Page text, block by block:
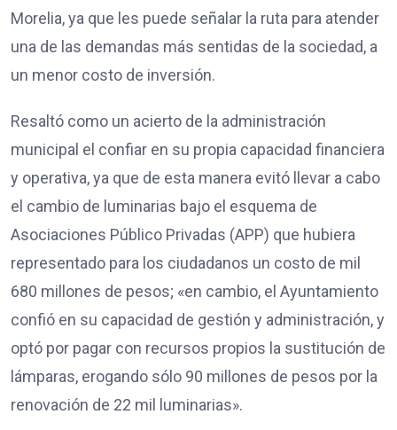
Morelia, ya que les puede señalar la ruta para atender
una de las demandas más sentidas de la sociedad, a
un menor costo de inversión.
Resaltó como un acierto de la administración
municipal el confiar en su propia capacidad financiera
y operativa, ya que de esta manera evitó llevar a cabo
el cambio de luminarias bajo el esquema de
Asociaciones Público Privadas (APP) que hubiera
representado para los ciudadanos un costo de mil
680 millones de pesos; «en cambio, el Ayuntamiento
confió en su capacidad de gestión y administración, y
optó por pagar con recursos propios la sustitución de
lámparas, erogando sólo 90 millones de pesos por la
renovación de 22 mil luminarias».